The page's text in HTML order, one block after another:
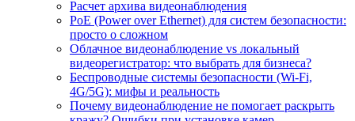
Расчет архива видеонаблюдения
PoE (Power over Ethernet) для систем безопасности:
просто о сложном
Облачное видеонаблюдение vs локальный
видеорегистратор: что выбрать для бизнеса?
Беспроводные системы безопасности (Wi-Fi,
4G/5G): мифы и реальность
Почему видеонаблюдение не помогает раскрыть